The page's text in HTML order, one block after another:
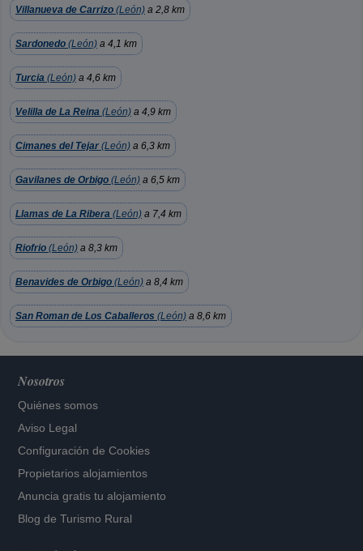
Villanueva de Carrizo (León) a 2,8 km
Sardonedo (León) a 4,1 km
Turcia (León) a 4,6 km
Velilla de La Reina (León) a 4,9 km
Cimanes del Tejar (León) a 6,3 km
Gavilanes de Orbigo (León) a 6,5 km
Llamas de La Ribera (León) a 7,4 km
Riofrio (León) a 8,3 km
Benavides de Orbigo (León) a 8,4 km
San Roman de Los Caballeros (León) a 8,6 km
Nosotros
Quiénes somos
Aviso Legal
Configuración de Cookies
Propietarios alojamientos
Anuncia gratis tu alojamiento
Blog de Turismo Rural